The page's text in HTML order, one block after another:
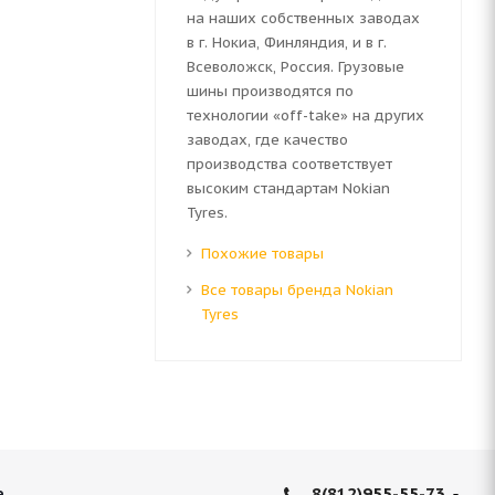
на наших собственных заводах
в г. Нокиа, Финляндия, и в г.
Всеволожск, Россия. Грузовые
шины производятся по
технологии «off-take» на других
заводах, где качество
производства соответствует
высоким стандартам Nokian
Tyres.
Похожие товары
Все товары бренда Nokian
Tyres